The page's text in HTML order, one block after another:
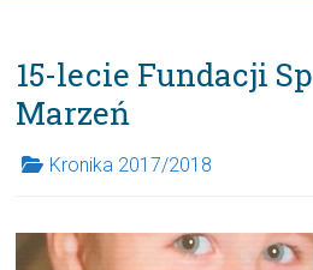
15-lecie Fundacji
Marzeń
Kronika 2017/2018